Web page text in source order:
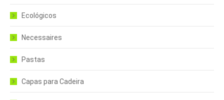
Ecológicos
Necessaires
Pastas
Capas para Cadeira